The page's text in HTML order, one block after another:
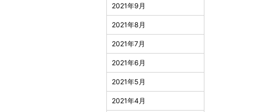
2021年9月
2021年8月
2021年7月
2021年6月
2021年5月
2021年4月